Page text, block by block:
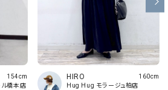
橋本店
154cm HIRO
Hug Hug モラージュ柏店
160cm